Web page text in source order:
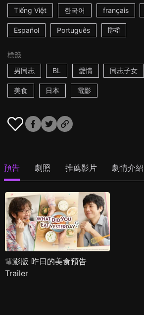
Tiếng Việt 한국어 français
Español Português हिन्दी
標籤
男同志
BL 愛情 同志子女
美食 日本 電影
預告 劇照 推薦影片 劇情介紹
電影版 昨日的美食預告
Trailer